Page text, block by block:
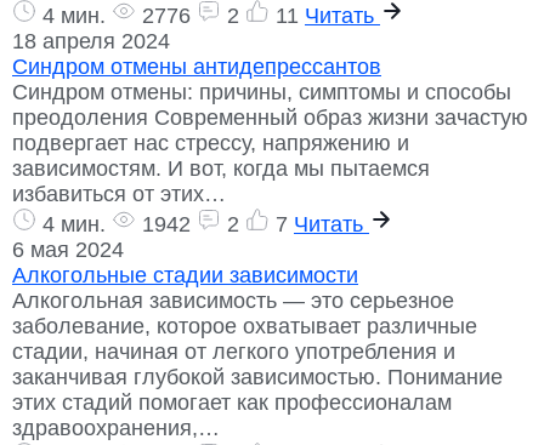
4 мин.
2776 2 11 Читать
18 апреля 2024
Синдром отмены антидепрессантов
Синдром отмены: причины, симптомы и способы
преодоления Современный образ жизни зачастую
подвергает нас стрессу, напряжению и
зависимостям. И вот, когда мы пытаемся
избавиться от этих…
4 мин.
1942 2 7 Читать
6 мая 2024
Алкогольные стадии зависимости
Алкогольная зависимость — это серьезное
заболевание, которое охватывает различные
стадии, начиная от легкого употребления и
заканчивая глубокой зависимостью. Понимание
этих стадий помогает как профессионалам
здравоохранения,…